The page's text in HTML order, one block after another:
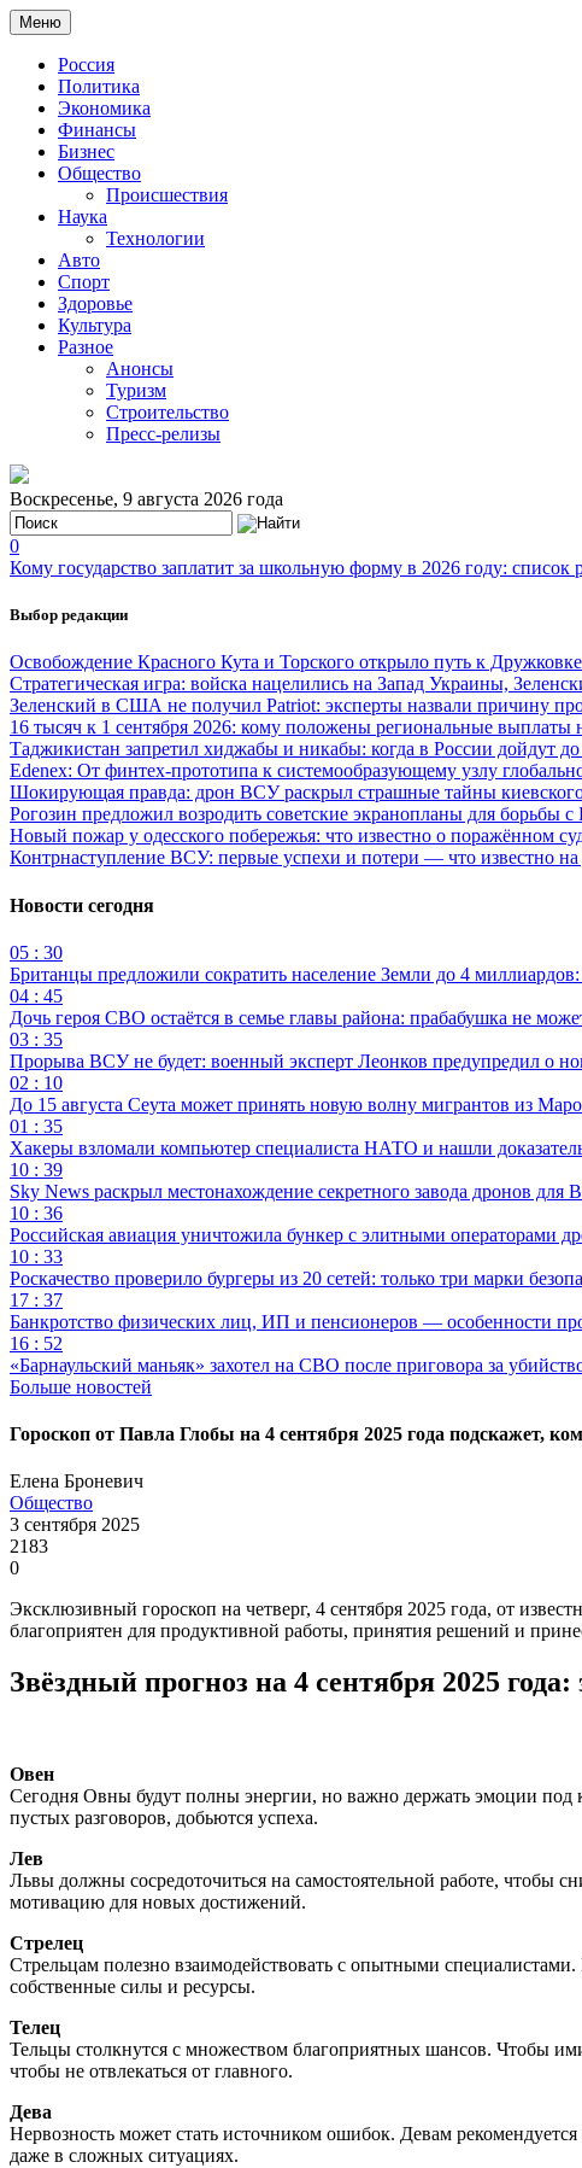
Меню
Россия
Политика
Экономика
Финансы
Бизнес
Общество
Происшествия
Наука
Технологии
Авто
Спорт
Здоровье
Культура
Разное
Анонсы
Туризм
Строительство
Пресс-релизы
Воскресенье, 9 августа 2026 года
0
Кому государство заплатит за школьную форму в 2026 году: список
Выбор редакции
Освобождение Красного Кута и Торского открыло путь к
Стратегическая игра: войска нацелились на Запад Украины,
Зеленский в США не получил Patriot: эксперты назвали причину
16 тысяч к 1 сентября 2026: кому положены региональные выплаты
Таджикистан запретил хиджабы и никабы: когда в России дойдут
Edenex: От финтех-прототипа к системообразующему узлу
Шокирующая правда: дрон ВСУ раскрыл страшные тайны
Рогозин предложил возродить советские экранопланы для
Новый пожар у одесского побережья: что известно о поражённом
Контрнаступление ВСУ: первые успехи и потери — что известно
Новости сегодня
05 : 30
Британцы предложили сократить население Земли до 4 миллиардов:
04 : 45
Дочь героя СВО остаётся в семье главы района: прабабушка не
03 : 35
Прорыва ВСУ не будет: военный эксперт Леонков предупредил о
02 : 10
До 15 августа Сеута может принять новую волну мигрантов из
01 : 35
Хакеры взломали компьютер специалиста НАТО и нашли
10 : 39
Sky News раскрыл местонахождение секретного завода дронов для
10 : 36
Российская авиация уничтожила бункер с элитными операторами
10 : 33
Роскачество проверило бургеры из 20 сетей: только три марки
17 : 37
Банкротство физических лиц, ИП и пенсионеров — особенности
16 : 52
«Барнаульский маньяк» захотел на СВО после приговора за
Больше новостей
Гороскоп от Павла Глобы на 4 сентября 2025 года подскажет,
Елена Броневич
Общество
3 сентября 2025
2183
0
Эксклюзивный гороскоп на четверг, 4 сентября 2025 года, от
благоприятен для продуктивной работы, принятия решений и
Звёздный прогноз на 4 сентября 2025
Овен
Сегодня Овны будут полны энергии, но важно держать эмоции под
пустых разговоров, добьются успеха.
Лев
Львы должны сосредоточиться на самостоятельной работе, чтобы
мотивацию для новых достижений.
Стрелец
Стрельцам полезно взаимодействовать с опытными
собственные силы и ресурсы.
Телец
Тельцы столкнутся с множеством благоприятных шансов. Чтобы
чтобы не отвлекаться от главного.
Дева
Нервозность может стать источником ошибок. Девам
даже в сложных ситуациях.